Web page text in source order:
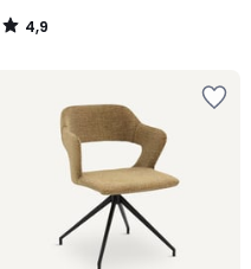
4,9
/